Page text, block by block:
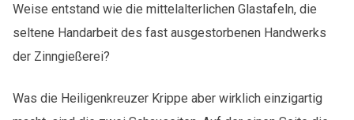
Weise entstand wie die mittelalterlichen Glastafeln, die
seltene Handarbeit des fast ausgestorbenen Handwerks
der Zinngießerei?
Was die Heiligenkreuzer Krippe aber wirklich einzigartig